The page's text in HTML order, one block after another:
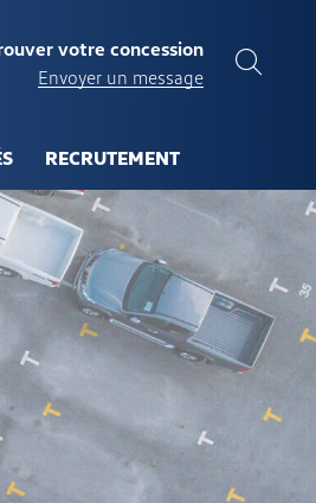
votre concession
Envoyer un message
RECRUTEMENT